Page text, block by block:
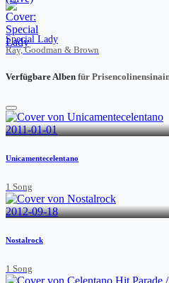
Special Lady
Ray, Goodman & Brown
Verfügbare Alben für
2011-01-01
Unicamentecelentano
1 Song
2012-09-18
Nostalrock
1 Song